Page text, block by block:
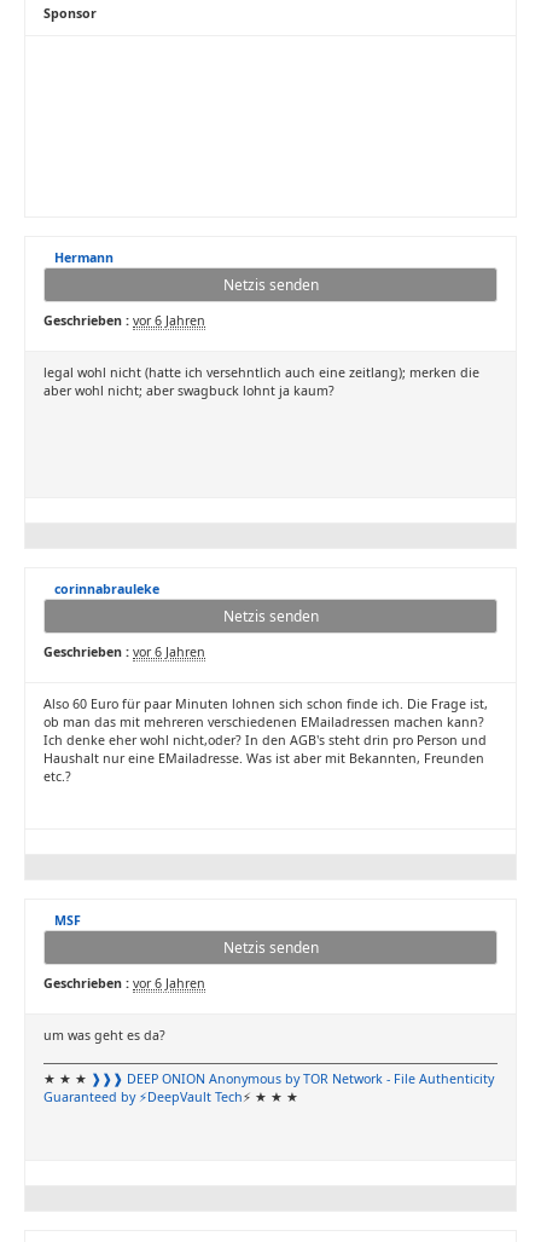
Sponsor
Hermann
Netzis senden
Geschrieben : vor 6 Jahren
legal wohl nicht (hatte ich versehntlich auch eine zeitlang); merken die
aber wohl nicht; aber swagbuck lohnt ja kaum?
corinnabrauleke
Netzis senden
Geschrieben : vor 6 Jahren
Also 60 Euro für paar Minuten lohnen sich schon finde ich. Die Frage ist,
ob man das mit mehreren verschiedenen EMailadressen machen kann?
Ich denke eher wohl nicht,oder? In den AGB's steht drin pro Person und
Haushalt nur eine EMailadresse. Was ist aber mit Bekannten, Freunden
etc.?
MSF
Netzis senden
Geschrieben : vor 6 Jahren
um was geht es da?
★ ★ ★ ❱❱❱ DEEP ONION Anonymous by TOR Network - File Authenticity
Guaranteed by ⚡DeepVault Tech⚡ ★ ★ ★